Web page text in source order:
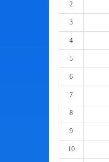
2
3
4
5
6
7
8
9
10